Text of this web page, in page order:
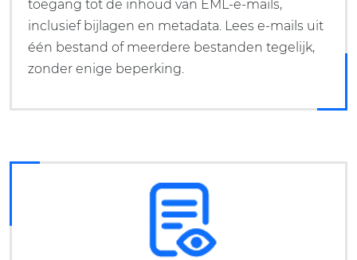
toegang tot de inhoud van EML-e-mails,
inclusief bijlagen en metadata. Lees e-mails uit
één bestand of meerdere bestanden tegelijk,
zonder enige beperking.